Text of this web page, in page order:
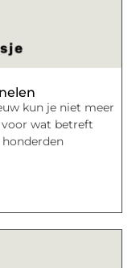
kun je niet meer
wat betreft